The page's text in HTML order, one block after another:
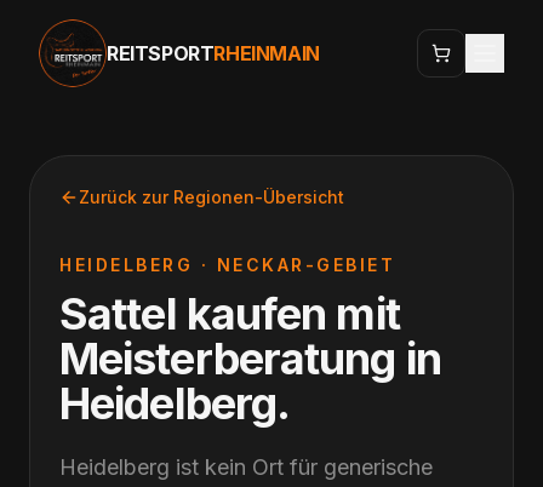
REITSPORTRHEINMAIN
Zurück zur Regionen-Übersicht
HEIDELBERG · NECKAR-GEBIET
Sattel kaufen mit
Meisterberatung in
Heidelberg.
Heidelberg ist kein Ort für generische